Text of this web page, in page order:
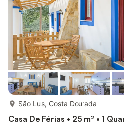
uma ventoinha, ...
São Luís, Costa Dourada
Casa De Férias • 25 m² • 1